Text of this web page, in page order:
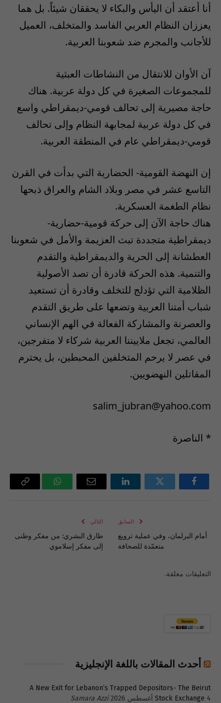
أنا أعتقد أن اليأس والبكاء لا يحققان شيئاً. بل هما
يعززان النظام العربي الفاسد والمتخلف، العميل
للأجانب والمجرم ضد شعوبنا العربية.
آن الأوان للانتقال من النشاطات العبثية
للمجموعات الصغيرة في كل دولة عربية. هناك
حاجة مصيرية إلى تحالف قومي-ديمقراطي واسع
في كل دولة عربية لمجابهة النظام وإلى تحالف
قومي-ديمقراطي عام في المنطقة العربية.
إن النهضة القومية- الحضارية التي بدأت في القرن
التاسع عشر في مصر وبلاد الشام والعراق ذبحها
نظام الطغمة العسكرية.
هناك حاجة الآن إلى حركة قومية-حضارية-
ديمقراطية متجددة تبث العزيمة والأمل في شعوبنا
العطشانة إلى الحرية والديمقراطية والتقدم
والتنمية. هذه الحركة قادرة أن تصد الأصولية
الظلامية التي تؤدلج للتخلف وقادرة أن تستعيد
شباب أمتنا العربية وتضعها على طريق التقدم
والعصرنة والمشاركة الفعالة في الهم الإنساني
العالمي، تجعل ملاييننا العربية شركاء لا متفرجين،
في عصر لا يرحم المتخلفين المحبطين، بل يحترم
المقاتلين النهضويين.
salim_jubran@yahoo.com
* الناصرة
فيسبوك تويتر لينكدإن
البريد
واتساب Copy
السابق
أمام البرلمان، وفي عملية ترويع
متعمّدة للصحافة
التالي
طارق البشري: من مفكر وطنى
إلى مفكر إسلاموي
التعليقات مغلقة.
أحدث المقالات باللغة الإنجليزية
A New Exit for Lebanon’s Trapped Depositors- The Beirut
Stock Exchange 4 أغسطس 2026
Samara Azzi